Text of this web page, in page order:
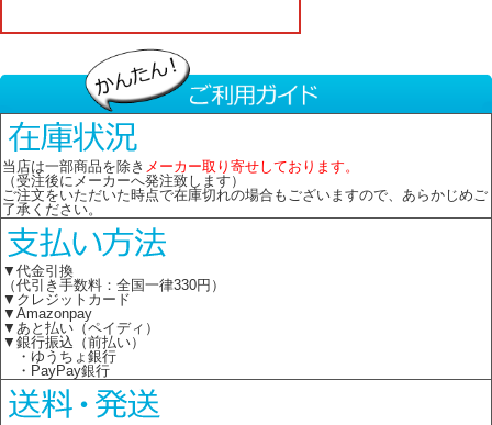
当店は一部商品を除き メーカー取り寄せしております。
（受注後にメーカーへ発注致します）
ご注文をいただいた時点で在庫切れの場合もございますので、あらかじめご
了承ください。
▼代金引換
（代引き手数料：全国一律330円）
▼クレジットカード
▼Amazonpay
▼あと払い（ペイディ）
▼銀行振込（前払い）
・ゆうちょ銀行
・PayPay銀行